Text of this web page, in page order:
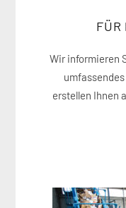
FÜR
Wir informieren
erstellen Ihnen